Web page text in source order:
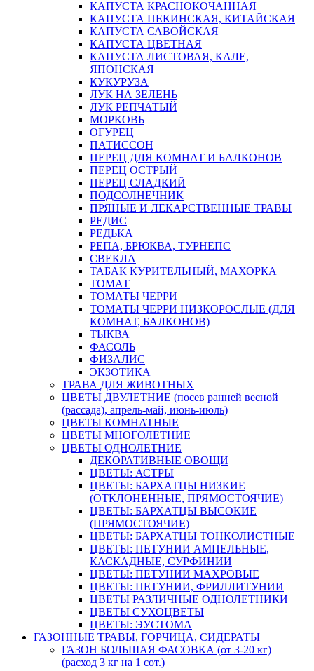
КАПУСТА КРАСНОКОЧАННАЯ
КАПУСТА ПЕКИНСКАЯ, КИТАЙСКАЯ
КАПУСТА САВОЙСКАЯ
КАПУСТА ЦВЕТНАЯ
КАПУСТА ЛИСТОВАЯ, КАЛЕ,
ЯПОНСКАЯ
КУКУРУЗА
ЛУК НА ЗЕЛЕНЬ
ЛУК РЕПЧАТЫЙ
МОРКОВЬ
ОГУРЕЦ
ПАТИССОН
ПЕРЕЦ ДЛЯ КОМНАТ И БАЛКОНОВ
ПЕРЕЦ ОСТРЫЙ
ПЕРЕЦ СЛАДКИЙ
ПОДСОЛНЕЧНИК
ПРЯНЫЕ И ЛЕКАРСТВЕННЫЕ ТРАВЫ
РЕДИС
РЕДЬКА
РЕПА, БРЮКВА, ТУРНЕПС
СВЕКЛА
ТАБАК КУРИТЕЛЬНЫЙ, МАХОРКА
ТОМАТ
ТОМАТЫ ЧЕРРИ
ТОМАТЫ ЧЕРРИ НИЗКОРОСЛЫЕ (ДЛЯ
КОМНАТ, БАЛКОНОВ)
ТЫКВА
ФАСОЛЬ
ФИЗАЛИС
ЭКЗОТИКА
ТРАВА ДЛЯ ЖИВОТНЫХ
ЦВЕТЫ ДВУЛЕТНИЕ (посев ранней весной
(рассада), апрель-май, июнь-июль)
ЦВЕТЫ КОМНАТНЫЕ
ЦВЕТЫ МНОГОЛЕТНИЕ
ЦВЕТЫ ОДНОЛЕТНИЕ
ДЕКОРАТИВНЫЕ ОВОЩИ
ЦВЕТЫ: АСТРЫ
ЦВЕТЫ: БАРХАТЦЫ НИЗКИЕ
(ОТКЛОНЕННЫЕ, ПРЯМОСТОЯЧИЕ)
ЦВЕТЫ: БАРХАТЦЫ ВЫСОКИЕ
(ПРЯМОСТОЯЧИЕ)
ЦВЕТЫ: БАРХАТЦЫ ТОНКОЛИСТНЫЕ
ЦВЕТЫ: ПЕТУНИИ АМПЕЛЬНЫЕ,
КАСКАДНЫЕ, СУРФИНИИ
ЦВЕТЫ: ПЕТУНИИ МАХРОВЫЕ
ЦВЕТЫ: ПЕТУНИИ, ФРИЛЛИТУНИИ
ЦВЕТЫ РАЗЛИЧНЫЕ ОДНОЛЕТНИКИ
ЦВЕТЫ СУХОЦВЕТЫ
ЦВЕТЫ: ЭУСТОМА
ГАЗОННЫЕ ТРАВЫ, ГОРЧИЦА, СИДЕРАТЫ
ГАЗОН БОЛЬШАЯ ФАСОВКА (от 3-20 кг)
(расход 3 кг на 1 сот.)